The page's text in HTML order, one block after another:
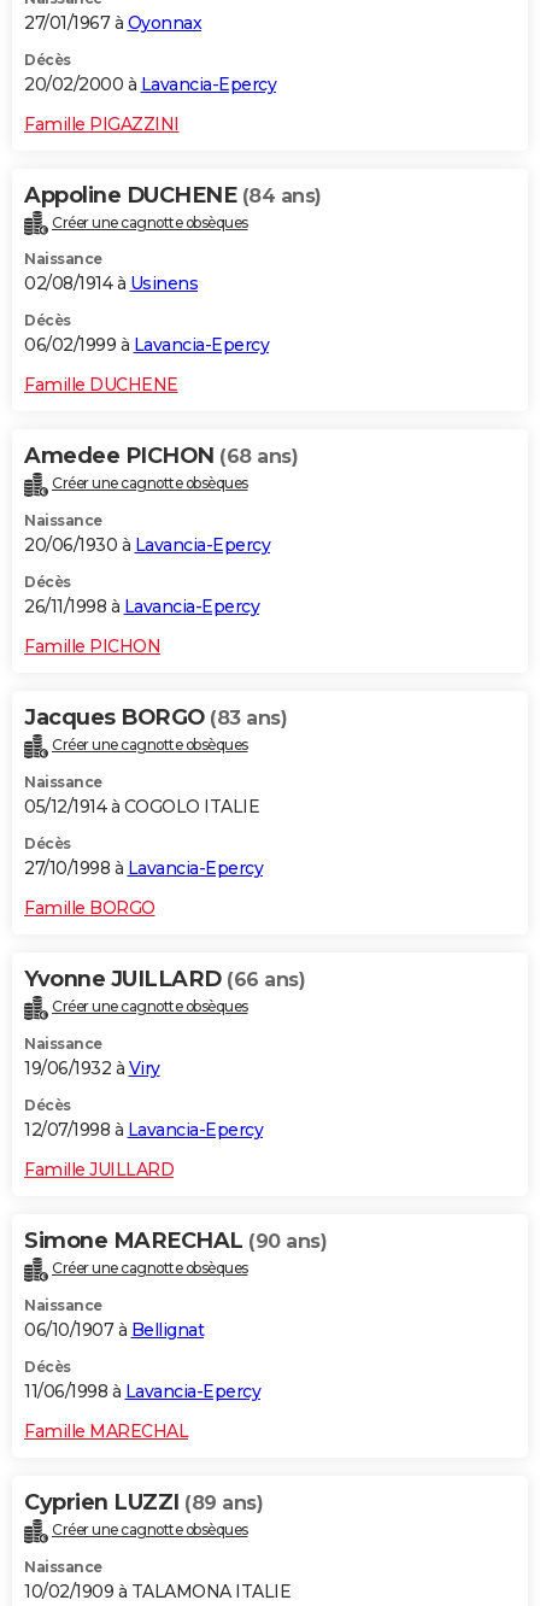
27/01/1967 à Oyonnax
Décès
20/02/2000 à Lavancia-Epercy
Famille PIGAZZINI
Appoline DUCHENE (84 ans)
Créer une cagnotte obsèques
Naissance
02/08/1914 à Usinens
Décès
06/02/1999 à Lavancia-Epercy
Famille DUCHENE
Amedee PICHON (68 ans)
Créer une cagnotte obsèques
Naissance
20/06/1930 à Lavancia-Epercy
Décès
26/11/1998 à Lavancia-Epercy
Famille PICHON
Jacques BORGO (83 ans)
Créer une cagnotte obsèques
Naissance
05/12/1914 à COGOLO ITALIE
Décès
27/10/1998 à Lavancia-Epercy
Famille BORGO
Yvonne JUILLARD (66 ans)
Créer une cagnotte obsèques
Naissance
19/06/1932 à Viry
Décès
12/07/1998 à Lavancia-Epercy
Famille JUILLARD
Simone MARECHAL (90 ans)
Créer une cagnotte obsèques
Naissance
06/10/1907 à Bellignat
Décès
11/06/1998 à Lavancia-Epercy
Famille MARECHAL
Cyprien LUZZI (89 ans)
Créer une cagnotte obsèques
Naissance
10/02/1909 à TALAMONA ITALIE